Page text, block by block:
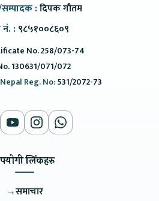
:दिपक गौतम
नं. : ९८५१००८६०९
No. 258/073-74
130631/071/072
Reg. No:531/2072-73
लिंकहरु
→समाचार